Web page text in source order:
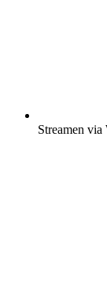
Streamen